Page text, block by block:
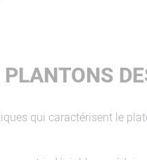
PLANTONS
qui caractérisent le